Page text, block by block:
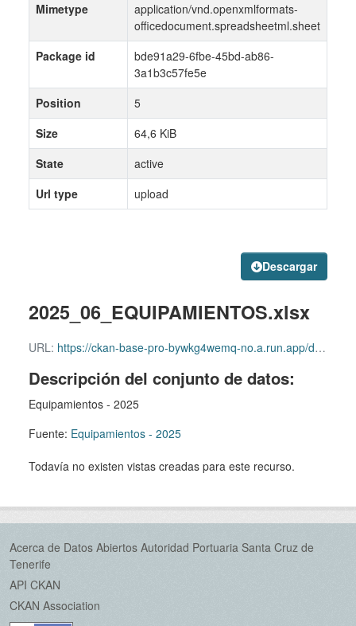
Descargar
2025_06_EQUIPAMIENTOS.xlsx
URL: https://ckan-base-pro-bywkg4wemq-no.a.run.app/dataset/bde91a29-6fbe-45bd-ab86-3a1b3c57fe5e/resource/f261c997-117f-4156-8a77-be62ae3bef6d/download/2025_06_equipamientos.xlsx
Descripción del conjunto de datos:
Equipamientos - 2025
Fuente: Equipamientos - 2025
Todavía no existen vistas creadas para este recurso.
Mimetype
application/vnd.openxmlformats-
officedocument.spreadsheetml.sheet
Package id
bde91a29-6fbe-45bd-ab86-
3a1b3c57fe5e
Position
5
Size
64,6 KiB
State
active
Url type
upload
Acerca de Datos Abiertos Autoridad Portuaria Santa Cruz de
Tenerife
API CKAN
CKAN Association